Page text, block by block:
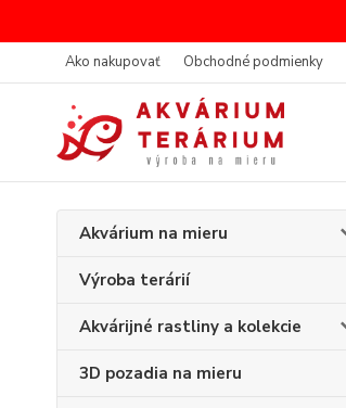
Ako nakupovať Obchodné podmienky
Akvárium na mieru
Výroba terárií
Akvárijné rastliny a kolekcie
3D pozadia na mieru